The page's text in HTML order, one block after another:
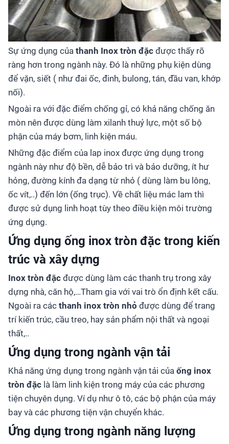
Sự ứng dụng của thanh Inox tròn đặc được thấy rõ
ràng hơn trong ngành này. Đó là những phụ kiện dùng
để vặn, siết ( như đai ốc, đinh, bulong, tán, đầu van, khớp
nối).
Ngoài ra với đặc điểm chống gỉ, có khả năng chống ăn
mòn nên được dùng làm xilanh thuỷ lực, một số bộ
phận của máy bơm, linh kiện máu.
Những đặc điểm của lap inox được ứng dụng trong
ngành này như độ bền, dễ bảo trì và bảo dưỡng, ít hư
hỏng, đường kính đa dạng từ nhỏ ( dùng làm bu lông,
ốc vít,..) đến lớn (ống trục). Về chất liệu mác lam thì
được sử dụng linh hoạt tùy theo điều kiện môi trường
ứng dụng.
Ứng dụng ống inox tròn đặc trong kiến
trúc và xây dựng
Inox tròn đặc được dùng làm các thanh trụ trong xây
dựng nhà, căn hộ,…Tham gia với vai trò ổn định kết cấu.
Ngoài ra các thanh inox tròn nhỏ được dùng để trang
trí kiến trúc, cầu treo, hay sản phẩm nội thất và ngoại
thất,..
Ứng dụng trong ngành vận tải
Khả năng ứng dụng trong ngành vận tải của ống inox
tròn đặc là làm linh kiện trong máy của các phương
tiện chuyên dụng. Ví dụ như ô tô, các bộ phận của máy
bay và các phương tiện vận chuyển khác.
Ứng dụng trong ngành năng lượng